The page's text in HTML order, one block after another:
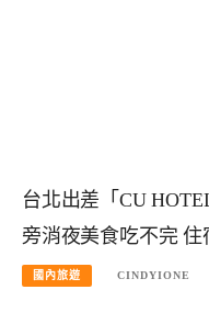
台北出差「CU
旁消夜美食吃不完 住
國內旅遊 CINDYIONE